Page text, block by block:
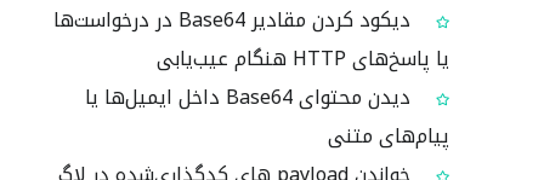
دیکود کردن مقادیر Base64 در درخواست‌ها
یا پاسخ‌های HTTP هنگام عیب‌یابی
دیدن محتوای Base64 داخل ایمیل‌ها یا
پیام‌های متنی